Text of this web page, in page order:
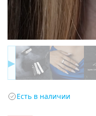
▶
Есть в наличии